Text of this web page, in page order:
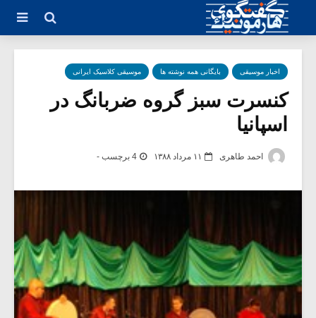
اخبار موسیقی بایگانی همه نوشته ها موسیقی کلاسیک ایرانی
کنسرت سبز گروه ضربانگ در
اسپانیا
احمد طاهری ۱۱ مرداد ۱۳۸۸ 4 برچسب -